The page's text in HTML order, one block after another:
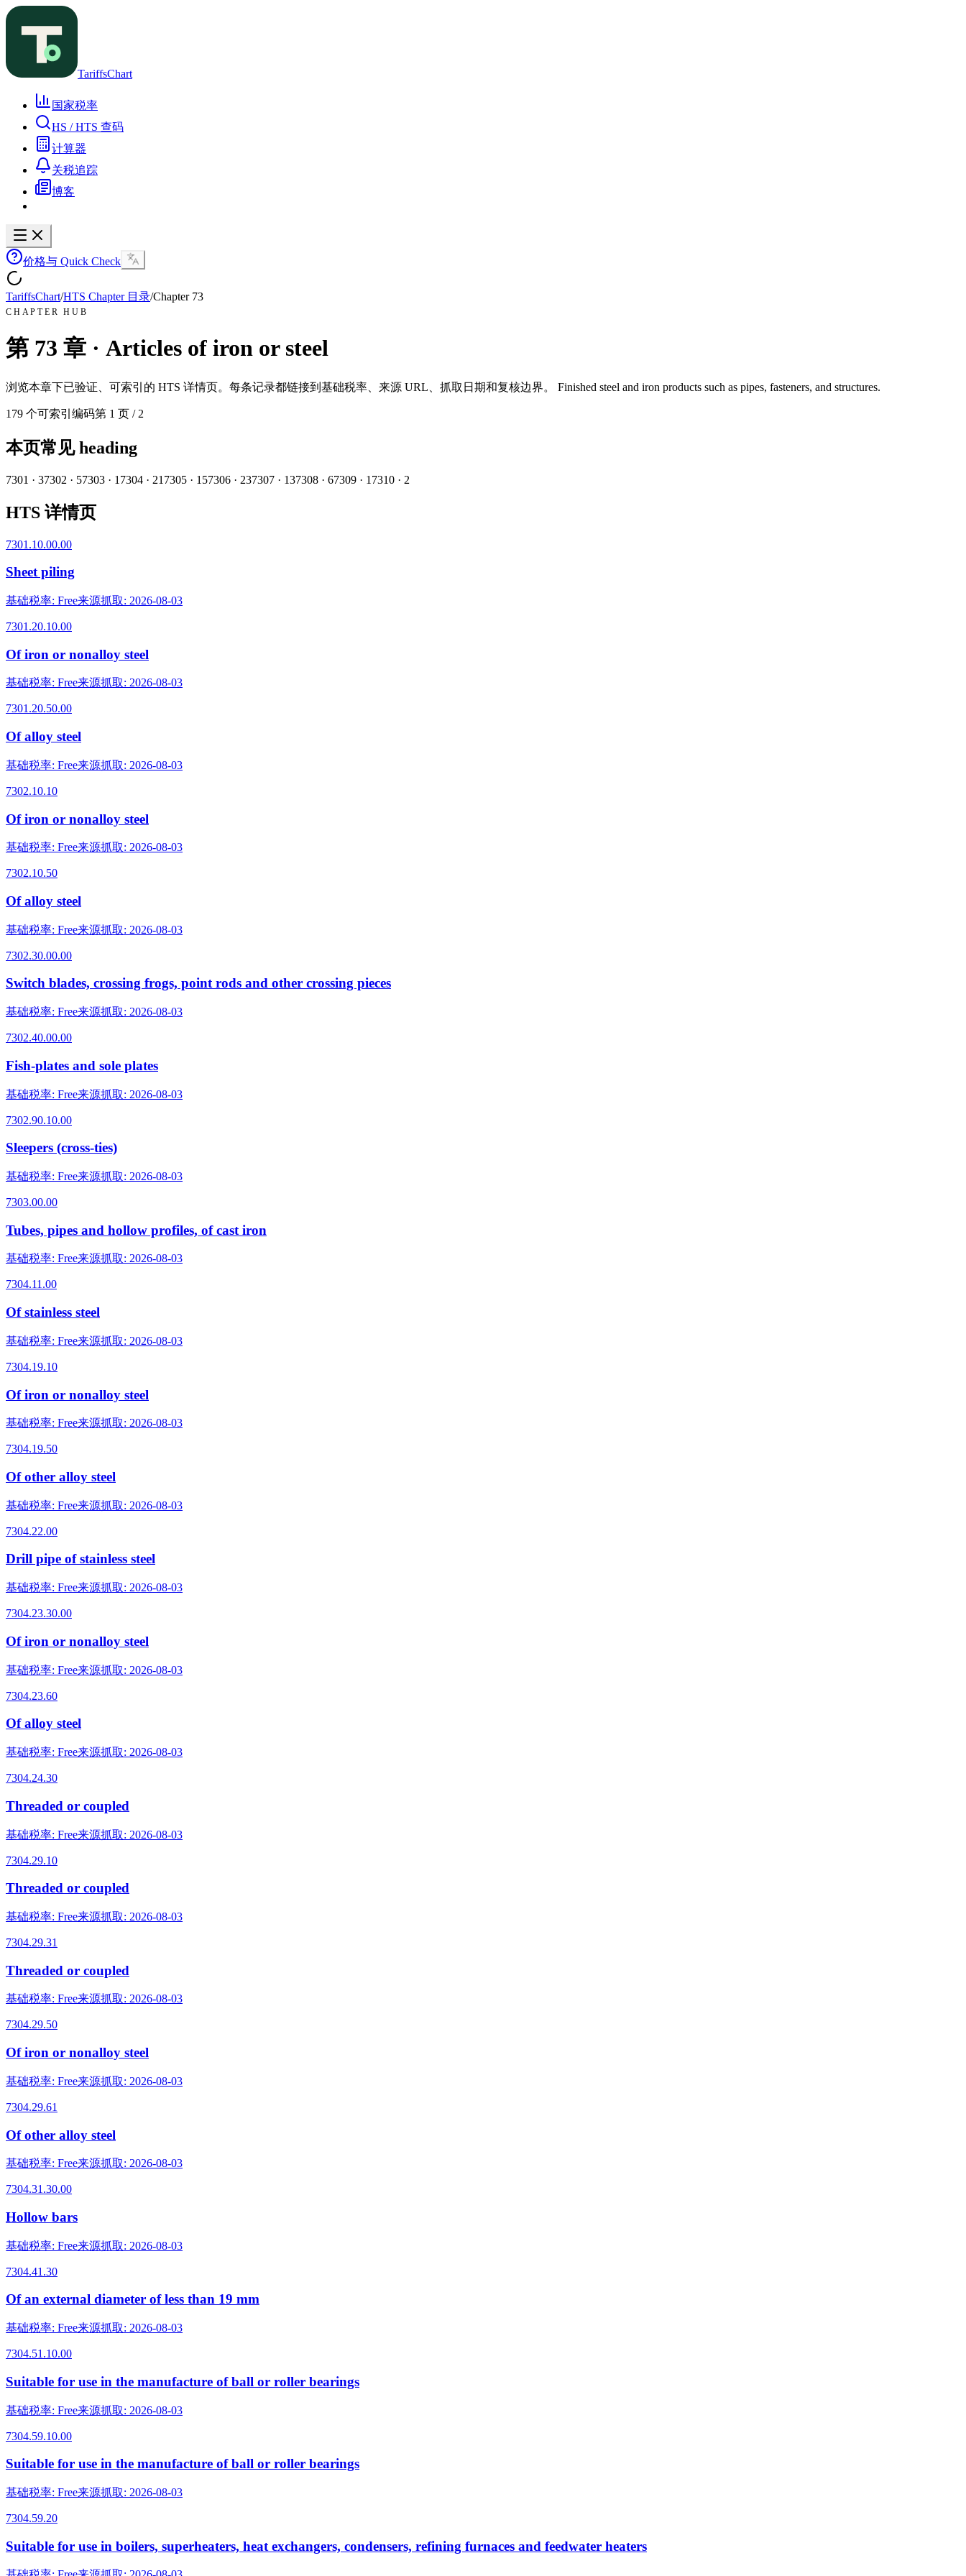
TariffsChart
国家税率
HS / HTS 查码
计算器
关税追踪
博客
价格与 Quick Check
TariffsChart/HTS Chapter 目录/Chapter 73
CHAPTER HUB
第 73 章 · Articles of iron or steel
浏览本章下已验证、可索引的 HTS 详情页。每条记录都链接到基础税率、来源 URL、抓取日期和复核边界。 Finished steel and iron products such as pipes, fasteners, and structures.
179 个可索引编码第 1 页 / 2
本页常见 heading
7301 · 37302 · 57303 · 1 7304 · 21 7305 · 157306 · 237307 · 137308 · 67309 · 1 7310 · 2
HTS 详情页
7301.10.00.00
Sheet piling
基础税率: Free来源抓取: 2026-08-03
7301.20.10.00
Of iron or nonalloy steel
基础税率: Free来源抓取: 2026-08-03
7301.20.50.00
Of alloy steel
基础税率: Free来源抓取: 2026-08-03
7302.10.10
Of iron or nonalloy steel
基础税率: Free来源抓取: 2026-08-03
7302.10.50
Of alloy steel
基础税率: Free来源抓取: 2026-08-03
7302.30.00.00
Switch blades, crossing frogs, point rods and other crossing pieces
基础税率: Free来源抓取: 2026-08-03
7302.40.00.00
Fish-plates and sole plates
基础税率: Free来源抓取: 2026-08-03
7302.90.10.00
Sleepers (cross-ties)
基础税率: Free来源抓取: 2026-08-03
7303.00.00
Tubes, pipes and hollow profiles, of cast iron
基础税率: Free来源抓取: 2026-08-03
7304.11.00
Of stainless steel
基础税率: Free来源抓取: 2026-08-03
7304.19.10
Of iron or nonalloy steel
基础税率: Free来源抓取: 2026-08-03
7304.19.50
Of other alloy steel
基础税率: Free来源抓取: 2026-08-03
7304.22.00
Drill pipe of stainless steel
基础税率: Free来源抓取: 2026-08-03
7304.23.30.00
Of iron or nonalloy steel
基础税率: Free来源抓取: 2026-08-03
7304.23.60
Of alloy steel
基础税率: Free来源抓取: 2026-08-03
7304.24.30
Threaded or coupled
基础税率: Free来源抓取: 2026-08-03
7304.29.10
Threaded or coupled
基础税率: Free来源抓取: 2026-08-03
7304.29.31
Threaded or coupled
基础税率: Free来源抓取: 2026-08-03
7304.29.50
Of iron or nonalloy steel
基础税率: Free来源抓取: 2026-08-03
7304.29.61
Of other alloy steel
基础税率: Free来源抓取: 2026-08-03
7304.31.30.00
Hollow bars
基础税率: Free来源抓取: 2026-08-03
7304.41.30
Of an external diameter of less than 19 mm
基础税率: Free来源抓取: 2026-08-03
7304.51.10.00
Suitable for use in the manufacture of ball or roller bearings
基础税率: Free来源抓取: 2026-08-03
7304.59.10.00
Suitable for use in the manufacture of ball or roller bearings
基础税率: Free来源抓取: 2026-08-03
7304.59.20
Suitable for use in boilers, superheaters, heat exchangers, condensers, refining furnaces and feedwater heaters